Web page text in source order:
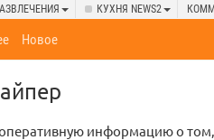
КУХНЯ NEWS2
Новое
информацию о